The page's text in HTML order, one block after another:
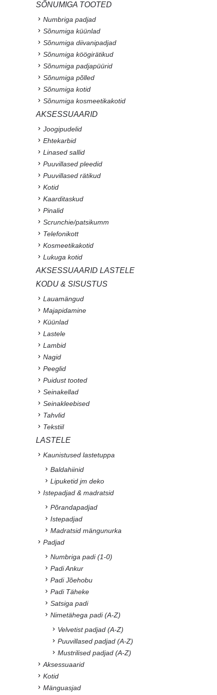
SÕNUMIGA TOOTED
Numbriga padjad
Sõnumiga küünlad
Sõnumiga diivanipadjad
Sõnumiga köögirätikud
Sõnumiga padjapüürid
Sõnumiga põlled
Sõnumiga kotid
Sõnumiga kosmeetikakotid
AKSESSUAARID
Joogipudelid
Ehtekarbid
Linased sallid
Puuvillased pleedid
Puuvillased rätikud
Kotid
Kaarditaskud
Pinalid
Scrunchie/patsikumm
Telefonikott
Kosmeetikakotid
Lukuga kotid
AKSESSUAARID LASTELE
KODU & SISUSTUS
Lauamängud
Majapidamine
Küünlad
Lastele
Lambid
Nagid
Peeglid
Puidust tooted
Seinakellad
Seinakleebised
Tahvlid
Tekstiil
LASTELE
Kaunistused lastetuppa
Baldahiinid
Lipuketid jm deko
Istepadjad & madratsid
Põrandapadjad
Istepadjad
Madratsid mängunurka
Padjad
Numbriga padi (1-0)
Padi Ankur
Padi Jõehobu
Padi Täheke
Satsiga padi
Nimetähega padi (A-Z)
Velvetist padjad (A-Z)
Puuvillased padjad (A-Z)
Mustrilised padjad (A-Z)
Aksessuaarid
Kotid
Mänguasjad